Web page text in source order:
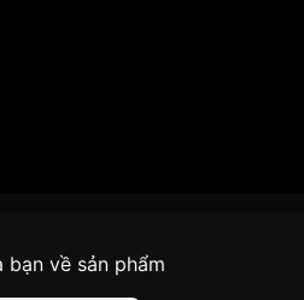
bạn về sản phẩm